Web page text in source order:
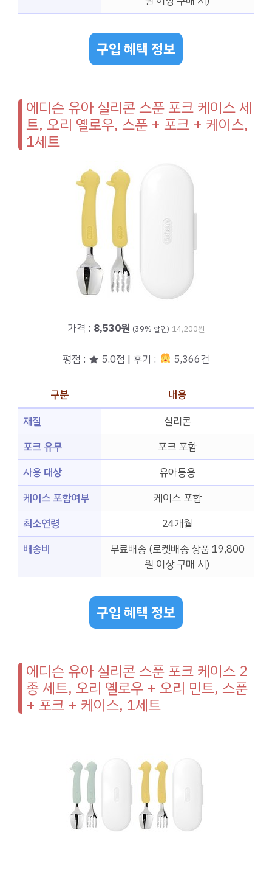
구입 혜택 정보
에디슨 유아 실리콘 스푼 포크 케이스 세
트, 오리 옐로우, 스푼 + 포크 + 케이스,
1세트
가격 : 8,530원 (39% 할인) 14,200원
평점 : ★ 5.0점 | 후기 : 5,366건
구분
내용
재질
실리콘
포크 유무
포크 포함
사용 대상
유아동용
케이스 포함여부
케이스 포함
최소연령
24개월
배송비
무료배송 (로켓배송 상품 19,800
원 이상 구매 시)
구입 혜택 정보
에디슨 유아 실리콘 스푼 포크 케이스 2
종 세트, 오리 옐로우 + 오리 민트, 스푼
+ 포크 + 케이스, 1세트